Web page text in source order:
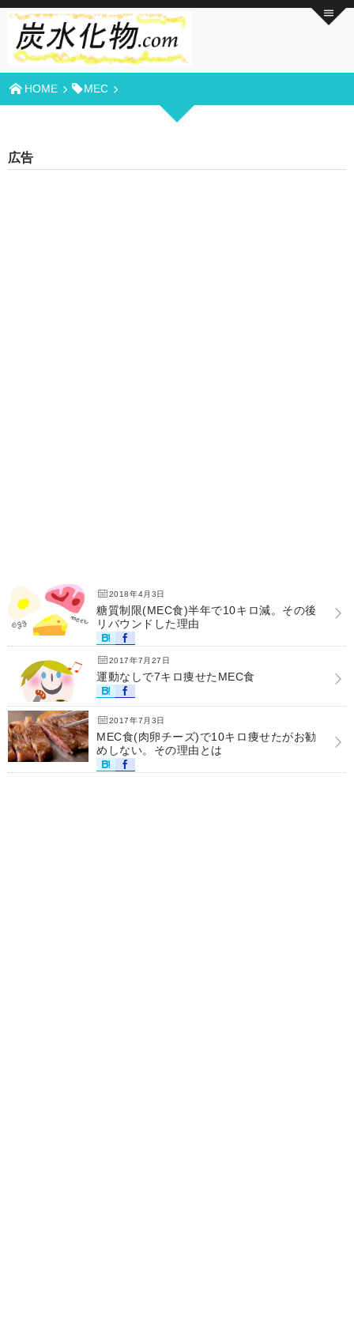
HOME MEC
広告
2018年4月3日
糖質制限(MEC食)半年で10キロ減。その後
リバウンドした理由
2017年7月27日
運動なしで7キロ痩せたMEC食
2017年7月3日
MEC食(肉卵チーズ)で10キロ痩せたがお勧
めしない。その理由とは